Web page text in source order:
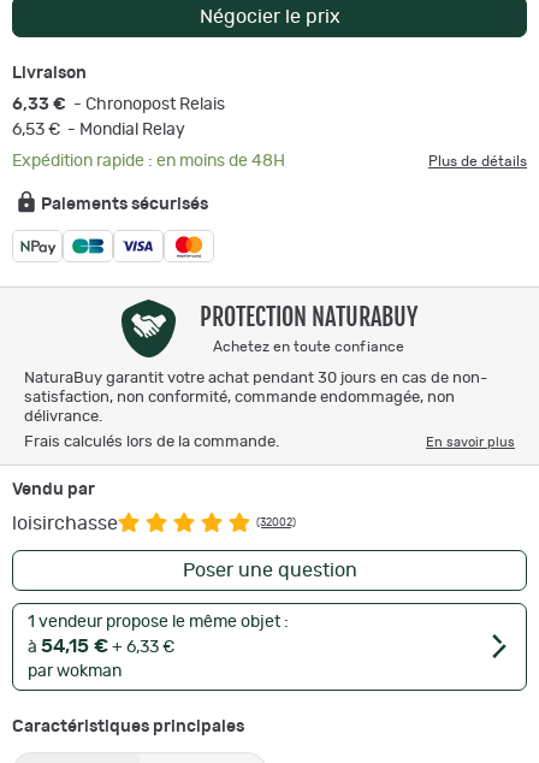
Négocier le prix
Livraison
6,33 € - Chronopost Relais
6,53 € - Mondial Relay
Expédition rapide : en moins de 48H
Plus de détails
Paiements sécurisés
PROTECTION NATURABUY
Achetez en toute confiance
NaturaBuy garantit votre achat pendant 30 jours en cas de non-
satisfaction, non conformité, commande endommagée, non
délivrance.
Frais calculés lors de la commande.
En savoir plus
Vendu par
loisirchasse (32002)
Poser une question
1 vendeur propose le même objet :
à 54,15 € + 6,33 €
par wokman
Caractéristiques principales